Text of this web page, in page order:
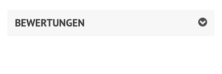
BEWERTUNGEN